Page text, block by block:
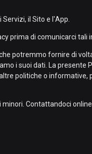
il Sito e l'App.
prima di comunicarci tali
potremmo fornire di
i suoi dati. La presente
politiche o informative,
Contattandoci